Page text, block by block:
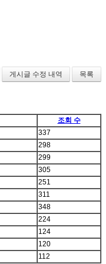
게시글 수정 내역 목록
조회 수
337
298
299
305
251
311
348
224
124
120
112